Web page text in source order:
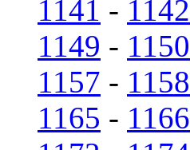
1141 - 1142
1149 - 1150
1157 - 1158
1165 - 1166